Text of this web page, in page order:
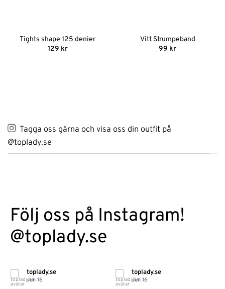
Tights shape 125 denier
129 kr
Vitt Strumpeband
99 kr
Tagga oss gärna och visa oss din outfit på
@toplady.se
Följ oss på Instagram!
@toplady.se
toplady.se
Jun 16
toplady.se
Jun 16